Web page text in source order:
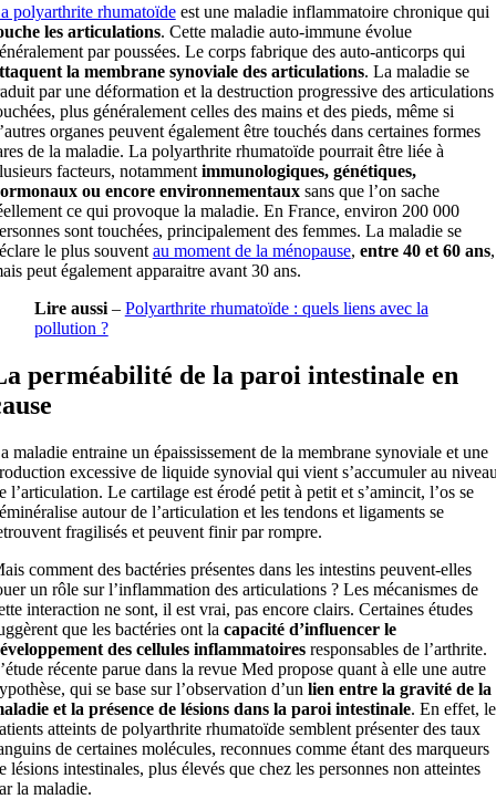
polyarthrite rhumatoïdeest une maladie inflammatoire chronique qui
les articulations. Cette maladie auto-immune évolue
par poussées. Le corps fabrique des auto-anticorps qui
la membrane synoviale des articulations. La maladie se
par une déformation et la destruction progressive des articulations
plus généralement celles des mains et des pieds, même si
organes peuvent également être touchés dans certaines formes
de la maladie. La polyarthrite rhumatoïde pourrait être liée à
facteurs, notamment immunologiques, génétiques,
ou encore environnementauxsans que l’on sache
ce qui provoque la maladie. En France, environ 200 000
sont touchées, principalement des femmes. La maladie se
le plus souvent au moment de la ménopause, entre 40 et 60 ans,
peut également apparaitre avant 30 ans.
Lire aussi– Polyarthrite rhumatoïde : quels liens avec la
pollution ?
perméabilité de la paroi intestinale en
maladie entraine un épaississement de la membrane synoviale et une
excessive de liquide synovial qui vient s’accumuler au
l’articulation. Le cartilage est érodé petit à petit et s’amincit, l’os se
autour de l’articulation et les tendons et ligaments se
fragilisés et peuvent finir par rompre.
comment des bactéries présentes dans les intestins peuvent-elles
un rôle sur l’inflammation des articulations ? Les mécanismes de
interaction ne sont, il est vrai, pas encore clairs. Certaines études
que les bactéries ont la capacité d’influencer le
des cellules inflammatoiresresponsables de l’arthrite.
récente parue dans la revue Med propose quant à elle une autre
qui se base sur l’observation d’un lien entre la gravité de la
et la présence de lésions dans la paroi intestinale. En effet,
atteints de polyarthrite rhumatoïde semblent présenter des taux
de certaines molécules, reconnues comme étant des marqueurs
lésions intestinales, plus élevés que chez les personnes non atteintes
la maladie.